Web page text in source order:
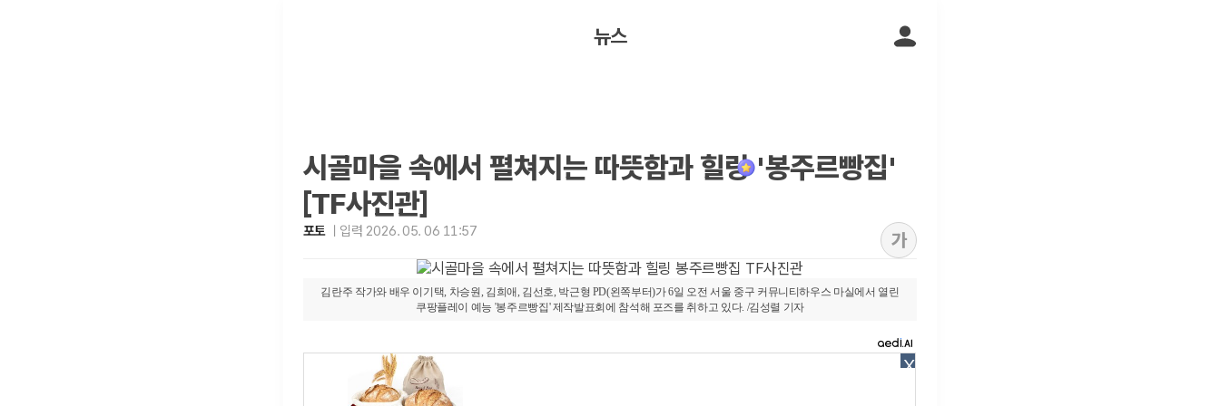
뉴스
시골마을 속에서 펼쳐지는 따뜻함과 힐링 '봉주르빵집'
[TF사진관]
포토 입력 2026. 05. 06 11:57 가
김란주 작가와 배우 이기택, 차승원, 김희애, 김선호, 박근형 PD(왼쪽부터)가 6일 오전 서울 중구 커뮤니티하우스 마실에서 열린
쿠팡플레이 예능 '봉주르빵집' 제작발표회에 참석해 포즈를 취하고 있다. /김성렬 기자
X